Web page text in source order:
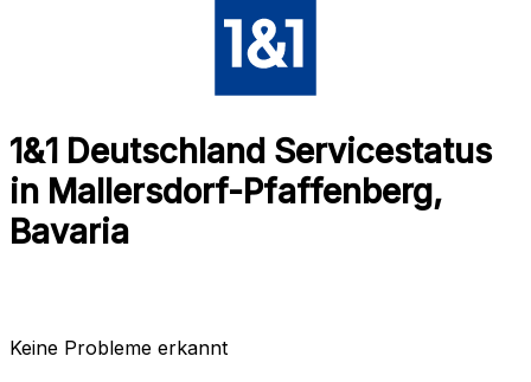
1&1 Deutschland Servicestatus
in Mallersdorf-Pfaffenberg,
Bavaria
Keine Probleme erkannt